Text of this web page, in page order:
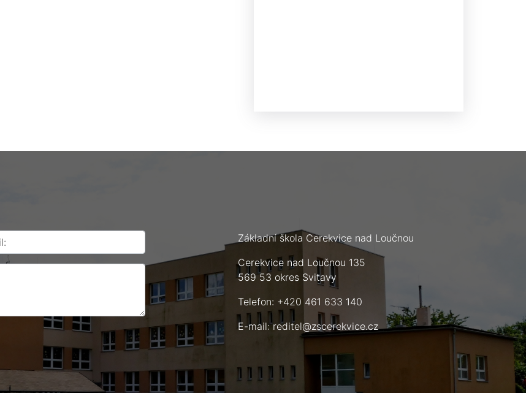
Základní škola Cerekvice nad Loučnou
Cerekvice nad Loučnou 135
569 53 okres Svitavy
Telefon: +420 461 633 140
E-mail:reditel@zscerekvice.cz